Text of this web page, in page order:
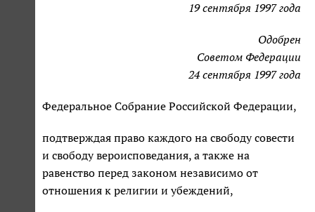
19 сентября 1997 года
Одобрен
Советом Федерации
24 сентября 1997 года
Федеральное Собрание Российской Федерации,
подтверждая право каждого на свободу совести
и свободу вероисповедания, а также на
равенство перед законом независимо от
отношения к религии и убеждений,